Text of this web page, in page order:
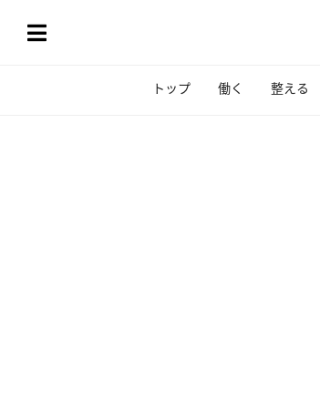
トップ 働く 整える